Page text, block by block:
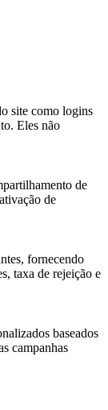
site como logins
Eles não
de
de
fornecendo
taxa de rejeição e
baseados
campanhas